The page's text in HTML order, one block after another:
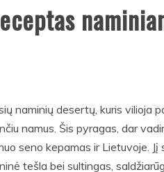
naminių desertų, kuris vilioja
namus. Šis pyragas, dar
seno kepamas ir Lietuvoje. Jį
tešla bei sultingas,